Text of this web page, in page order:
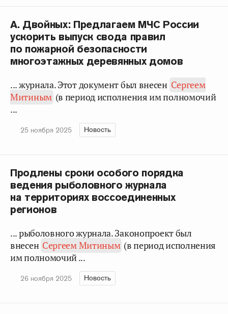
А. Двойных: Предлагаем МЧС России
ускорить выпуск свода правил
по пожарной безопасности
многоэтажных деревянных домов
... журнала. Этот документ был внесен Сергеем
Митиным (в период исполнения им полномочий
...
25 ноября 2025 Новость
Продлены сроки особого порядка
ведения рыболовного журнала
на территориях воссоединенных
регионов
... рыболовного журнала. Законопроект был
внесен Сергеем Митиным (в период исполнения
им полномочий ...
26 ноября 2025 Новость